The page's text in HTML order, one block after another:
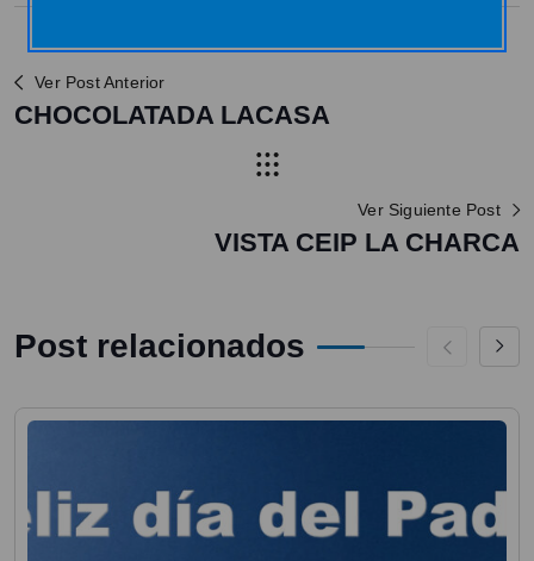
Ver Post Anterior
CHOCOLATADA LACASA
Ver Siguiente Post
VISTA CEIP LA CHARCA
Post relacionados